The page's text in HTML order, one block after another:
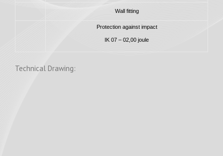
Wall fitting
Protection against impact
IK 07 – 02,00 joule
Technical Drawing: